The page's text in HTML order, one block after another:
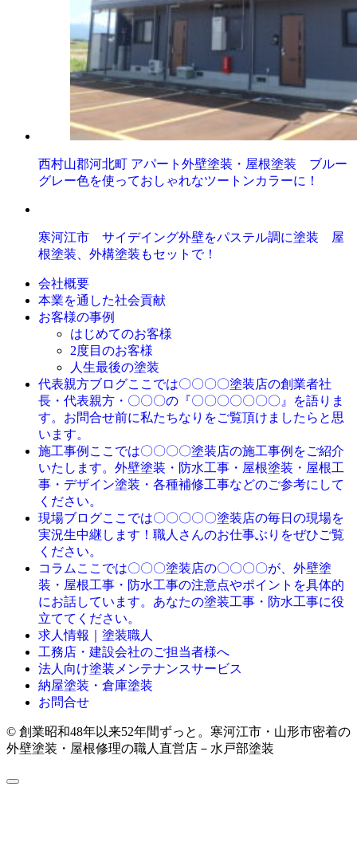
西村山郡河北町 アパート外壁塗装・屋根塗装 ブルー
グレー色を使っておしゃれなツートンカラーに！
寒河江市 サイデイング外壁をパステル調に塗装 屋
根塗装、外構塗装もセットで！
会社概要
本業を通した社会貢献
お客様の事例
はじめてのお客様
2度目のお客様
人生最後の塗装
代表親方ブログここでは〇〇〇〇塗装店の創業者社
長・代表親方・〇〇〇の『〇〇〇〇〇〇〇』を語りま
す。お問合せ前に私たちなりをご覧頂けましたらと思
います。
施工事例 ここでは〇〇〇〇塗装店の施工事例をご紹介
いたします。外壁塗装・防水工事・屋根塗装・屋根工
事・デザイン塗装・各種補修工事などのご参考にして
ください。
現場ブログここでは〇〇〇〇〇塗装店の毎日の現場を
実況生中継します！職人さんのお仕事ぶりをぜひご覧
ください。
コラム ここでは〇〇〇塗装店の〇〇〇〇が、外壁塗
装・屋根工事・防水工事の注意点やポイントを具体的
にお話しています。あなたの塗装工事・防水工事に役
立ててください。
求人情報｜塗装職人
工務店・建設会社のご担当者様へ
法人向け塗装メンテナンスサービス
納屋塗装・倉庫塗装
お問合せ
© 創業昭和48年以来52年間ずっと。寒河江市・山形市密着の
外壁塗装・屋根修理の職人直営店－水戸部塗装